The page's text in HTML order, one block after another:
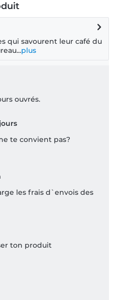
qui savourent leur café du
plus
ouvrés.
te convient pas?
les frais d`envois des
ton produit